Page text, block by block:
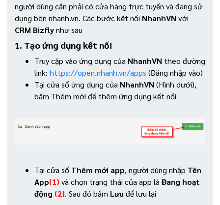
người dùng cần phải có cửa hàng trực tuyến và đang sử
dụng bên nhanh.vn. Các bước kết nối NhanhVN với
CRM Bizflynhư sau
1. Tạo ứng dụng kết nối
Truy cập vào ứng dụng của NhanhVN theo đường
link: https://open.nhanh.vn/apps (Đăng nhập vào)
Tại cửa sổ ứng dụng của NhanhVN (Hình dưới),
bấm Thêm mới để thêm ứng dụng kết nối
Tại cửa sổ Thêm mới app, người dùng nhập Tên
App(1) và chọn trạng thái của app là Đang hoạt
động (2). Sau đó bấm Lưu để lưu lại